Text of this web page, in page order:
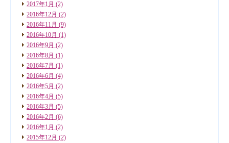
2017年1月 (2)
2016年12月 (2)
2016年11月 (9)
2016年10月 (1)
2016年9月 (2)
2016年8月 (1)
2016年7月 (1)
2016年6月 (4)
2016年5月 (2)
2016年4月 (5)
2016年3月 (5)
2016年2月 (6)
2016年1月 (2)
2015年12月 (2)